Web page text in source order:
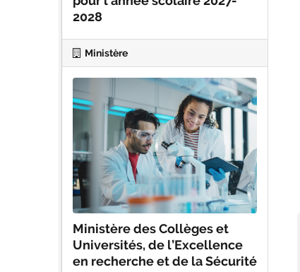
2028
Ministère
Ministère des Collèges et
Universités, de l’Excellence
en recherche et de la Sécurité